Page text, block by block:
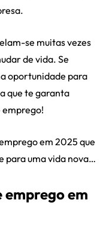
se muitas vezes
de vida. Se
oportunidade para
que te garanta
emprego!
em 2025 que
para uma vida nova…
emprego em